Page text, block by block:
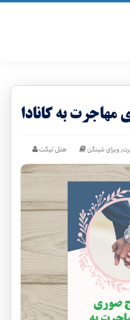
مهاجرت به کانادا
هتل تیکت , ویزای شینگن